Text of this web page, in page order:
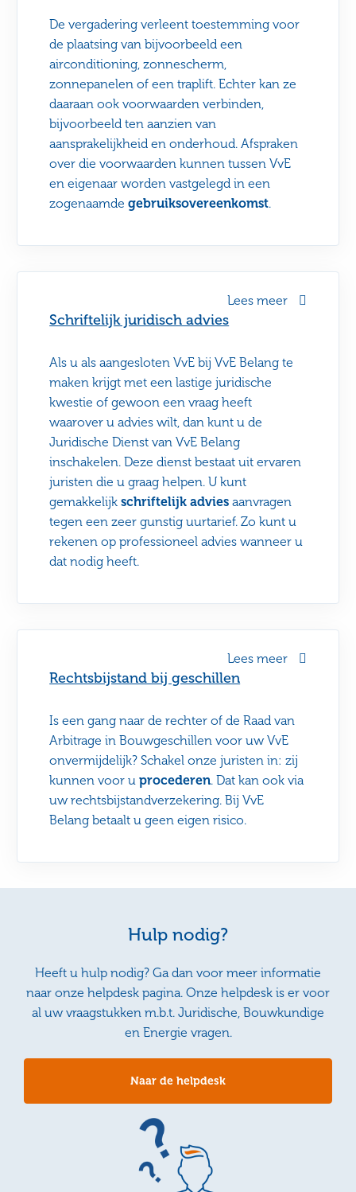
Rechtsbijstand bij geschillen
Is een gang naar de rechter of de Raad van
Arbitrage in Bouwgeschillen voor uw VvE
onvermijdelijk? Schakel onze juristen in: zij
kunnen voor uprocederen. Dat kan ook via
uw rechtsbijstandverzekering. Bij VvE
Belang betaalt u geen eigen risico.
Lees meer
Schriftelijk juridisch advies
Als u als aangesloten VvE bij VvE Belang te
maken krijgt met een lastige juridische
kwestie of gewoon een vraag heeft
waarover u advies wilt, dan kunt u de
Juridische Dienst van VvE Belang
inschakelen. Deze dienst bestaat uit ervaren
juristen die u graag helpen. U kunt
gemakkelijkschriftelijk advies aanvragen
tegen een zeer gunstig uurtarief. Zo kunt u
rekenen op professioneel advies wanneer u
dat nodig heeft.
Lees meer
De vergadering verleent toestemming voor
de plaatsing van bijvoorbeeld een
airconditioning, zonnescherm,
zonnepanelen of een traplift. Echter kan ze
daaraan ook voorwaarden verbinden,
bijvoorbeeld ten aanzien van
aansprakelijkheid en onderhoud. Afspraken
over die voorwaarden kunnen tussen VvE
en eigenaar worden vastgelegd in een
zogenaamdegebruiksovereenkomst.
Hulp nodig?
Heeft u hulp nodig? Ga dan voor meer informatie
naar onze helpdesk pagina. Onze helpdesk is er voor
al uw vraagstukken m.b.t. Juridische, Bouwkundige
en Energie vragen.
Naar de helpdesk